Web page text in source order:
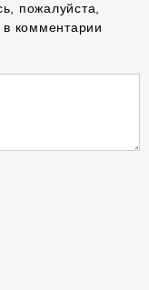
пожалуйста,
комментарии